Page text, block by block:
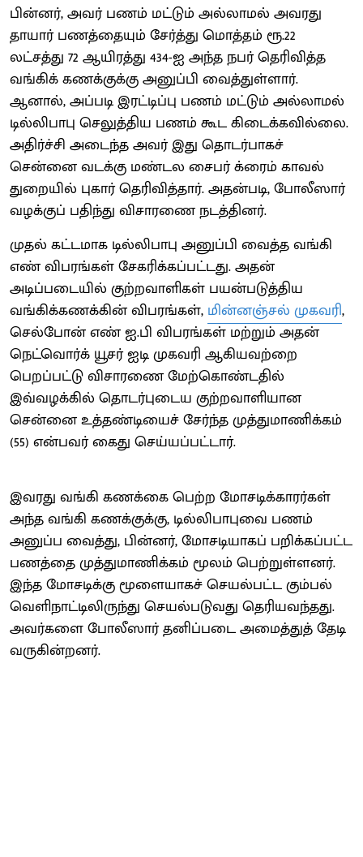
பின்னர், அவர் பணம் மட்டும் அல்லாமல் அவரது
தாயார் பணத்தையும் சேர்த்து மொத்தம் ரூ.22
லட்சத்து 72 ஆயிரத்து 434-ஐ அந்த நபர் தெரிவித்த
வங்கிக் கணக்குக்கு அனுப்பி வைத்துள்ளார்.
ஆனால், அப்படி இரட்டிப்பு பணம் மட்டும் அல்லாமல்
டில்லிபாபு செலுத்திய பணம் கூட கிடைக்கவில்லை.
அதிர்ச்சி அடைந்த அவர் இது தொடர்பாகச்
சென்னை வடக்கு மண்டல சைபர் க்ரைம் காவல்
துறையில் புகார் தெரிவித்தார். அதன்படி, போலீஸார்
வழக்குப் பதிந்து விசாரணை நடத்தினர்.
முதல் கட்டமாக டில்லிபாபு அனுப்பி வைத்த வங்கி
எண் விபரங்கள் சேகரிக்கப்பட்டது. அதன்
அடிப்படையில் குற்றவாளிகள் பயன்படுத்திய
வங்கிக்கணக்கின் விபரங்கள், மின்னஞ்சல் முகவரி,
செல்போன் எண் ஐ.பி விபரங்கள் மற்றும் அதன்
நெட்வொர்க் யூசர் ஐடி முகவரி ஆகியவற்றை
பெறப்பட்டு விசாரணை மேற்கொண்டதில்
இவ்வழக்கில் தொடர்புடைய குற்றவாளியான
சென்னை உத்தண்டியைச் சேர்ந்த முத்துமாணிக்கம்
(55) என்பவர் கைது செய்யப்பட்டார்.
இவரது வங்கி கணக்கை பெற்ற மோசடிக்காரர்கள்
அந்த வங்கி கணக்குக்கு, டில்லிபாபுவை பணம்
அனுப்ப வைத்து, பின்னர், மோசடியாகப் பறிக்கப்பட்ட
பணத்தை முத்துமாணிக்கம் மூலம் பெற்றுள்ளனர்.
இந்த மோசடிக்கு மூளையாகச் செயல்பட்ட கும்பல்
வெளிநாட்டிலிருந்து செயல்படுவது தெரியவந்தது.
அவர்களை போலீஸார் தனிப்படை அமைத்துத் தேடி
வருகின்றனர்.